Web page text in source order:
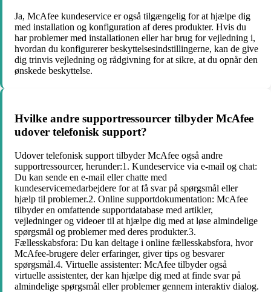
Ja, McAfee kundeservice er også tilgængelig for at hjælpe dig
med installation og konfiguration af deres produkter. Hvis du
har problemer med installationen eller har brug for vejledning i,
hvordan du konfigurerer beskyttelsesindstillingerne, kan de give
dig trinvis vejledning og rådgivning for at sikre, at du opnår den
ønskede beskyttelse.
Hvilke andre supportressourcer tilbyder McAfee
udover telefonisk support?
Udover telefonisk support tilbyder McAfee også andre
supportressourcer, herunder:1. Kundeservice via e-mail og chat:
Du kan sende en e-mail eller chatte med
kundeservicemedarbejdere for at få svar på spørgsmål eller
hjælp til problemer.2. Online supportdokumentation: McAfee
tilbyder en omfattende supportdatabase med artikler,
vejledninger og videoer til at hjælpe dig med at løse almindelige
spørgsmål og problemer med deres produkter.3.
Fællesskabsfora: Du kan deltage i online fællesskabsfora, hvor
McAfee-brugere deler erfaringer, giver tips og besvarer
spørgsmål.4. Virtuelle assistenter: McAfee tilbyder også
virtuelle assistenter, der kan hjælpe dig med at finde svar på
almindelige spørgsmål eller problemer gennem interaktiv dialog.